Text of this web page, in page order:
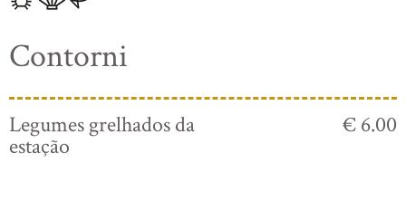
Contorni
Legumes grelhados da
estação
€ 6.00